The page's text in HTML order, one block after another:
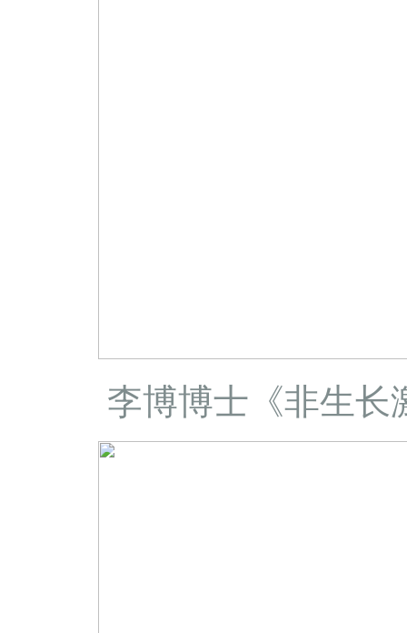
李博博士《非生长